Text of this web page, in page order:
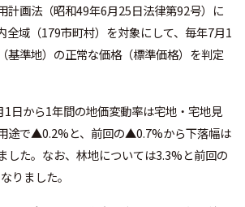
計画法（昭和49年6月25日法律第92号）に
全域（179市町村）を対象にして、毎年7月1
基準地）の正常な価格（標準価格）を判定
日から1年間の地価変動率は宅地・宅地見
途で▲0.2%と、前回の▲0.7%から下落幅は
した。なお、林地については3.3%と前回の
りました。